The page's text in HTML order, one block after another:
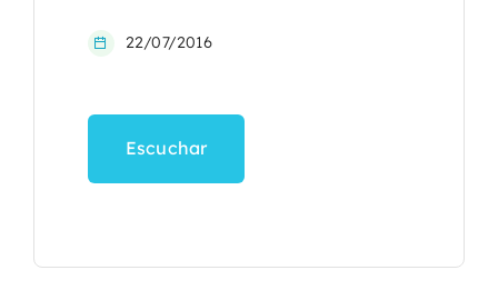
22/07/2016
Escuchar